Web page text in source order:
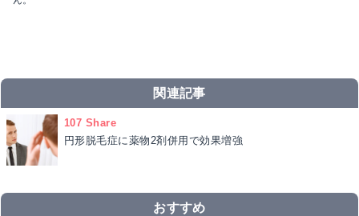
関連記事
107 Share
円形脱毛症に薬物2剤併用で効果増強
おすすめ